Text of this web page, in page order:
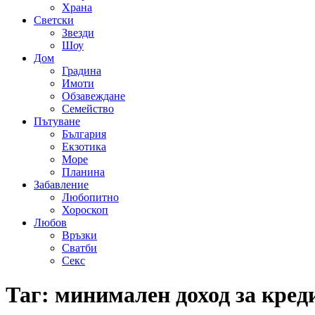
Храна
Светски
Звезди
Шоу
Дом
Градина
Имоти
Обзавеждане
Семейство
Пътуване
България
Екзотика
Море
Планина
Забавление
Любопитно
Хороскоп
Любов
Връзки
Сватби
Секс
Таг: минимален доход за